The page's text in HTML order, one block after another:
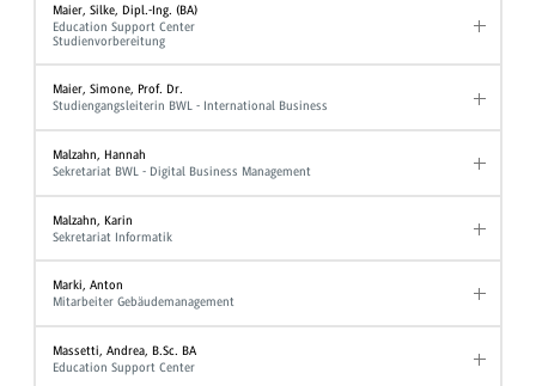
Maier, Silke, Dipl.-Ing. (BA)
Education Support Center
Studienvorbereitung
Maier, Simone, Prof. Dr.
Studiengangsleiterin BWL - International Business
Malzahn, Hannah
Sekretariat BWL - Digital Business Management
Malzahn, Karin
Sekretariat Informatik
Marki, Anton
Mitarbeiter Gebäudemanagement
Massetti, Andrea, B.Sc. BA
Education Support Center